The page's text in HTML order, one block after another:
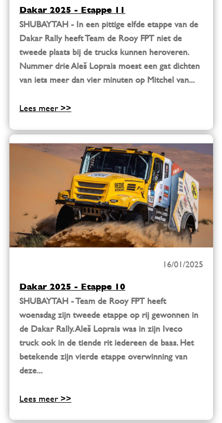
Dakar 2025 - Etappe 11
SHUBAYTAH - In een pittige elfde etappe van de
Dakar Rally heeft Team de Rooy FPT niet de
tweede plaats bij de trucks kunnen heroveren.
Nummer drie Aleš Loprais moest een gat dichten
van iets meer dan vier minuten op Mitchel van...
Lees meer >>
16/01/2025
Dakar 2025 - Etappe 10
SHUBAYTAH - Team de Rooy FPT heeft
woensdag zijn tweede etappe op rij gewonnen in
de Dakar Rally. Aleš Loprais was in zijn Iveco
truck ook in de tiende rit iedereen de baas. Het
betekende zijn vierde etappe overwinning van
deze...
Lees meer >>